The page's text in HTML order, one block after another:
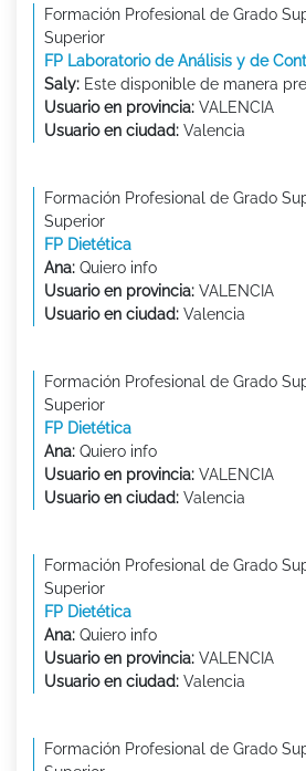
Formación Profesional de Grado
Superior
FP Laboratorio de Análisis y de
Saly: Este disponible de manera
Usuario en provincia: VALENCIA
Usuario en ciudad: Valencia
Formación Profesional de Grado
Superior
FP Dietética
Ana: Quiero info
Usuario en provincia: VALENCIA
Usuario en ciudad: Valencia
Formación Profesional de Grado
Superior
FP Dietética
Ana: Quiero info
Usuario en provincia: VALENCIA
Usuario en ciudad: Valencia
Formación Profesional de Grado
Superior
FP Dietética
Ana: Quiero info
Usuario en provincia: VALENCIA
Usuario en ciudad: Valencia
Formación Profesional de Grado